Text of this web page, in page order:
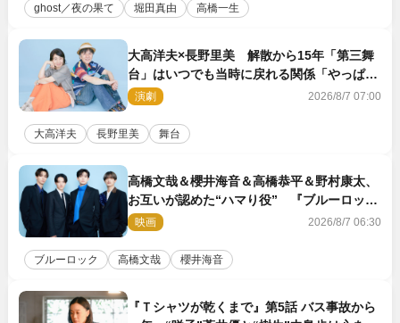
ghost／夜の果て 堀田真由 高橋一生
大高洋夫×長野里美 解散から15年「第三舞
台」はいつでも当時に戻れる関係「やっぱり
他の方たちとは違います」
演劇 2026/8/7 07:00
大高洋夫 長野里美 舞台
高橋文哉＆櫻井海音＆高橋恭平＆野村康太、
お互いが認めた“ハマり役” 『ブルーロッ
ク』で築いた最高のチームワーク
映画 2026/8/7 06:30
ブルーロック 高橋文哉 櫻井海音
『Ｔシャツが乾くまで』第5話 バス事故から